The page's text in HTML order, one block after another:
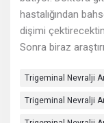
hastalığından
dişimi
Sonra biraz
Trigeminal Nevralji
Trigeminal Nevralji